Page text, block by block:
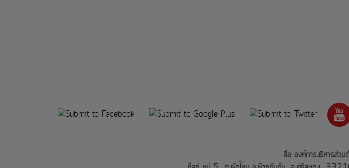
ชื่อ องค์การบริหารส่วน